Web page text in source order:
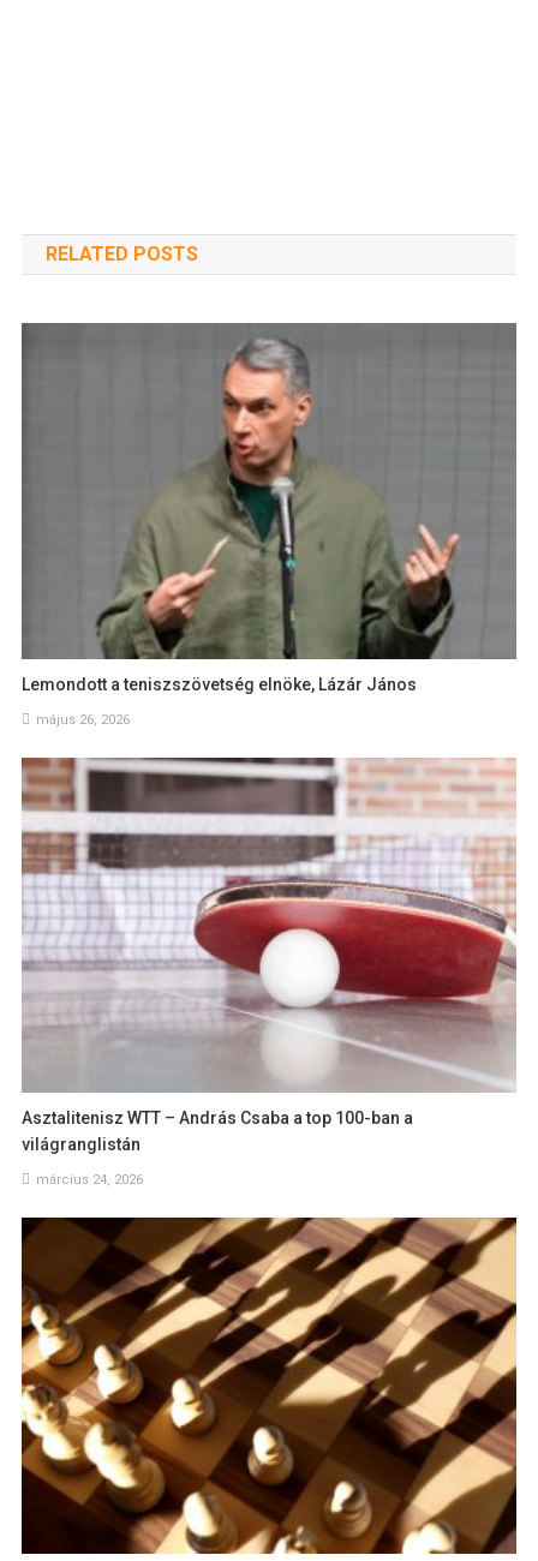
RELATED POSTS
Lemondott a teniszszövetség elnöke, Lázár János
május 26, 2026
Asztalitenisz WTT – András Csaba a top 100-ban a
világranglistán
március 24, 2026